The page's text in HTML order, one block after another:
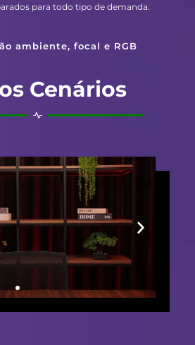
para todo tipo de demanda.
ambiente, focal e RGB
Cenários